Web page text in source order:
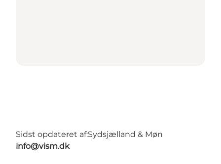
Sidst opdateret af:Sydsjælland & Møn
info@vism.dk